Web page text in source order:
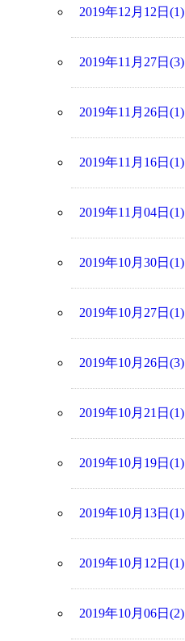
2019年12月12日(1)
2019年11月27日(3)
2019年11月26日(1)
2019年11月16日(1)
2019年11月04日(1)
2019年10月30日(1)
2019年10月27日(1)
2019年10月26日(3)
2019年10月21日(1)
2019年10月19日(1)
2019年10月13日(1)
2019年10月12日(1)
2019年10月06日(2)